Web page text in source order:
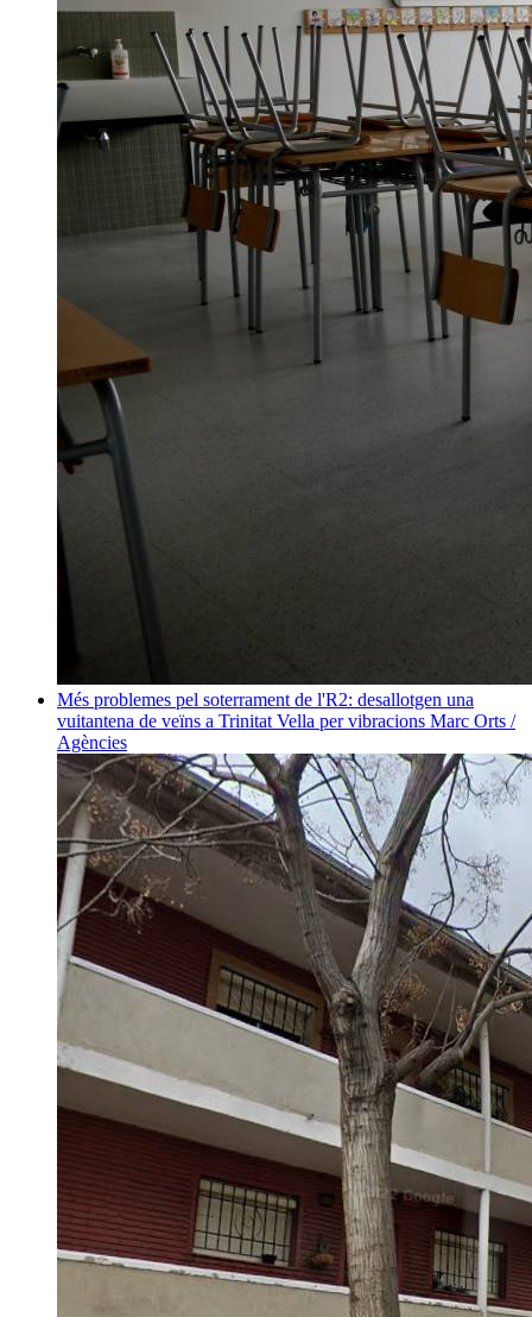
Més problemes pel soterrament de l'R2: desallotgen una
vuitantena de veïns a Trinitat Vella per vibracions Marc Orts /
Agències